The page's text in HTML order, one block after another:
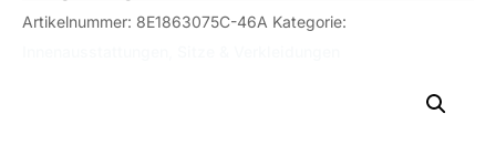
Artikelnummer: 8E1863075C-46A Kategorie: